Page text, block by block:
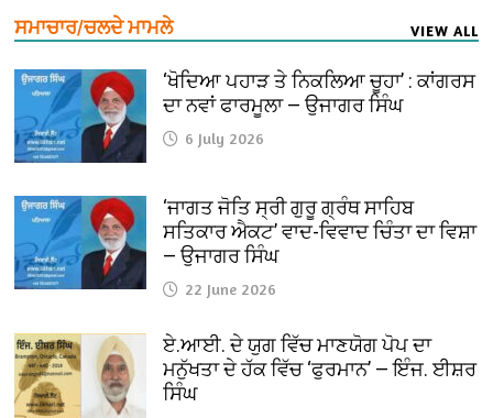
ਸਮਾਚਾਰ/ਚਲਦੇ ਮਾਮਲੇ VIEW ALL
‘ਖੋਦਿਆ ਪਹਾੜ ਤੇ ਨਿਕਲਿਆ ਚੂਹਾ’ : ਕਾਂਗਰਸ
ਦਾ ਨਵਾਂ ਫਾਰਮੂਲਾ — ਉਜਾਗਰ ਸਿੰਘ
6 July 2026
‘ਜਾਗਤ ਜੋਤਿ ਸ੍ਰੀ ਗੁਰੂ ਗ੍ਰੰਥ ਸਾਹਿਬ
ਸਤਿਕਾਰ ਐਕਟ’ ਵਾਦ-ਵਿਵਾਦ ਚਿੰਤਾ ਦਾ ਵਿਸ਼ਾ
— ਉਜਾਗਰ ਸਿੰਘ
22 June 2026
ਏ.ਆਈ. ਦੇ ਯੁਗ ਵਿੱਚ ਮਾਣਯੋਗ ਪੋਪ ਦਾ
ਮਨੁੱਖਤਾ ਦੇ ਹੱਕ ਵਿੱਚ ‘ਫੁਰਮਾਨ’ — ਇੰਜ. ਈਸ਼ਰ
ਸਿੰਘ